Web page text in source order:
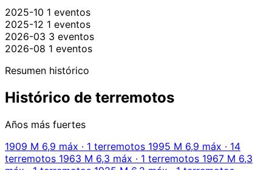
2025-10 1 eventos
2025-12 1 eventos
2026-03 3 eventos
2026-08 1 eventos
Resumen histórico
Histórico de terremotos
Años más fuertes
1909 M 6,9 máx · 1 terremotos 1995 M 6,9 máx · 14
terremotos 1963 M 6,3 máx · 1 terremotos 1967 M 6,3